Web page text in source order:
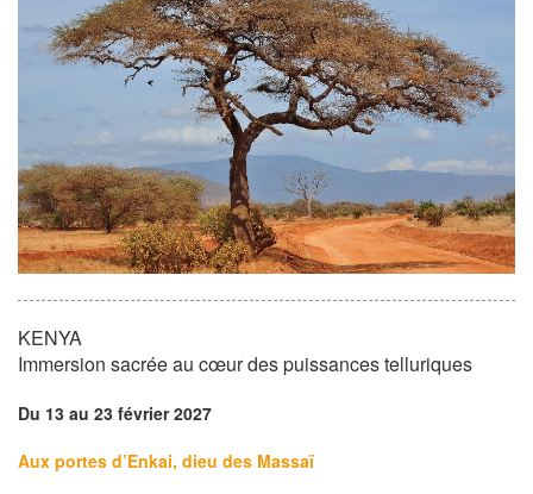
KENYA
Immersion sacrée au cœur des puissances telluriques
Du 13 au 23 février 2027
Aux portes d’Enkai, dieu des Massaï